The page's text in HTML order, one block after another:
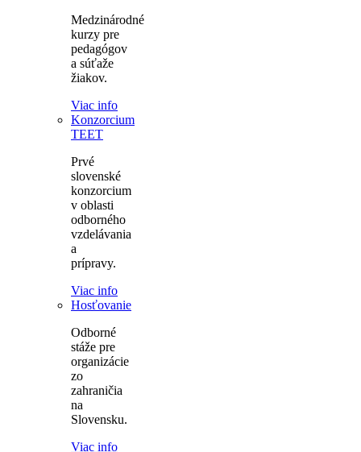
Medzinárodné
kurzy pre
pedagógov
a súťaže
žiakov.
Viac info
Konzorcium
TEET
Prvé
slovenské
konzorcium
v oblasti
odborného
vzdelávania
a
prípravy.
Viac info
Hosťovanie
Odborné
stáže pre
organizácie
zo
zahraničia
na
Slovensku.
Viac info